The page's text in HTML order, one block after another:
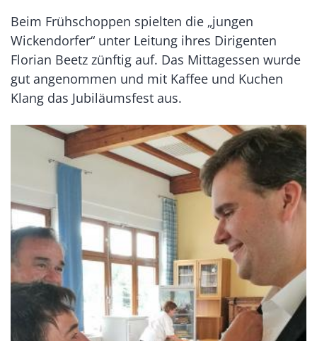
Beim Frühschoppen spielten die „jungen
Wickendorfer“ unter Leitung ihres Dirigenten
Florian Beetz zünftig auf. Das Mittagessen wurde
gut angenommen und mit Kaffee und Kuchen
Klang das Jubiläumsfest aus.